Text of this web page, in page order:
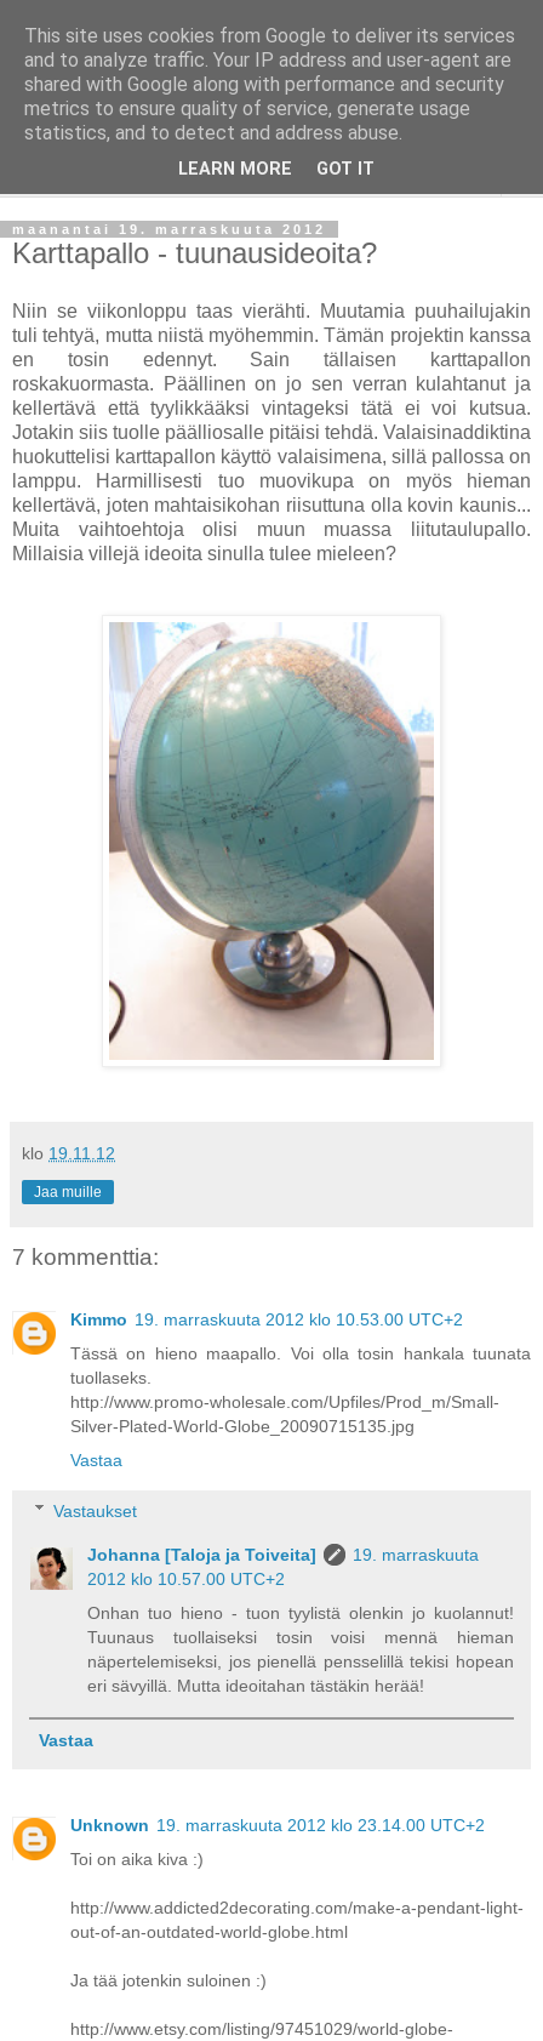
Taloja ja Toiveita
[ Sisustaa ] [ Remontoi ] [ Tuunaa ] [ Haaveilee ] [ Reissaa ]
maanantai 19. marraskuuta 2012
Karttapallo - tuunausideoita?
Niin se viikonloppu taas vierähti. Muutamia puuhailujakin
tuli tehtyä, mutta niistä myöhemmin. Tämän projektin kanssa
en tosin edennyt. Sain tällaisen karttapallon
roskakuormasta. Päällinen on jo sen verran kulahtanut ja
kellertävä että tyylikkääksi vintageksi tätä ei voi kutsua.
Jotakin siis tuolle päälliosalle pitäisi tehdä. Valaisinaddiktina
huokuttelisi karttapallon käyttö valaisimena, sillä pallossa on
lamppu. Harmillisesti tuo muovikupa on myös hieman
kellertävä, joten mahtaisikohan riisuttuna olla kovin kaunis...
Muita vaihtoehtoja olisi muun muassa liitutaulupallo.
Millaisia villejä ideoita sinulla tulee mieleen?
klo 19.11.12
Jaa muille
7 kommenttia:
Kimmo 19. marraskuuta 2012 klo 10.53.00 UTC+2
Tässä on hieno maapallo. Voi olla tosin hankala tuunata
tuollaseks.
http://www.promo-wholesale.com/Upfiles/Prod_m/Small-
Silver-Plated-World-Globe_20090715135.jpg
Vastaa
Vastaukset
Johanna [Taloja ja Toiveita]
19. marraskuuta
2012 klo 10.57.00 UTC+2
Onhan tuo hieno - tuon tyylistä olenkin jo kuolannut!
Tuunaus tuollaiseksi tosin voisi mennä hieman
näpertelemiseksi, jos pienellä pensselillä tekisi hopean
eri sävyillä. Mutta ideoitahan tästäkin herää!
Vastaa
Unknown 19. marraskuuta 2012 klo 23.14.00 UTC+2
Toi on aika kiva :)
http://www.addicted2decorating.com/make-a-pendant-light-
out-of-an-outdated-world-globe.html
Ja tää jotenkin suloinen :)
http://www.etsy.com/listing/97451029/world-globe-
This site uses cookies from Google to deliver its services
and to analyze traffic. Your IP address and user-agent are
shared with Google along with performance and security
metrics to ensure quality of service, generate usage
statistics, and to detect and address abuse.
LEARN MORE GOT IT